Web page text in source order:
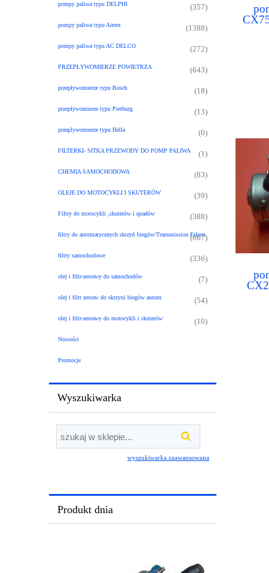
pompy paliwa typu DELPHI (357)
pompy paliwa typu Airtex (1388)
pompy paliwa typu AC DELCO (272)
PRZEPŁYWOMIERZE POWIETRZA (643)
przepływomierze typu Bosch (18)
przepływomierze typu Pierburg (13)
przeplywomierze typu Hella (0)
FILTERKI- SITKA PRZEWODY DO POMP PALIWA (1)
CHEMIA SAMOCHODOWA (83)
OLEJE DO MOTOCYKLI I SKUTERÓW (39)
Filtry do motocykli ,skuterów i quadów (388)
filtry do automatycznych skrzyń biegów/Transmission Filters
(667)
filtry samochodowe (336)
olej i filtr-zestawy do samochodów (7)
olej i filtr zestaw do skrzyni biegów autom. (54)
olej i filtr-zestawy do motocykli i skuterów (10)
Nowości
Promocje
Wyszukiwarka
wyszukiwarka zaawansowana
Produkt dnia